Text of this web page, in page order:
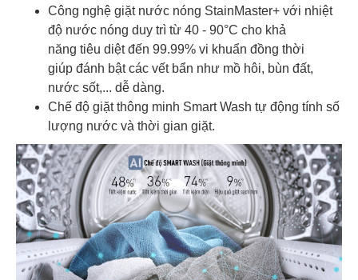
Công nghệ giặt nước nóng StainMaster+ với nhiệt
độ nước nóng duy trì từ 40 - 90°C cho khả
năng tiêu diệt đến 99.99% vi khuẩn đồng thời
giúp đánh bật các vết bẩn như mồ hôi, bùn đất,
nước sốt,... dễ dàng.
Chế độ giặt thông minh Smart Wash tự động tính số
lượng nước và thời gian giặt.